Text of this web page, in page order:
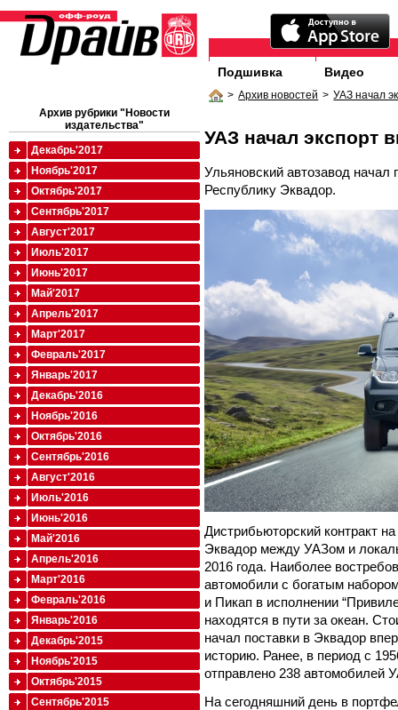
Подшивка Видео
> Архив новостей > УАЗ начал
УАЗ начал экспорт
Ульяновский автозавод
Республику Эквадор.
Дистрибьюторский контракт
Эквадор между УАЗом и
2016 года. Наиболее
автомобили с богатым
и Пикап в исполнении
находятся в пути за океан.
начал поставки в Эквадор
историю. Ранее, в период с
отправлено 238 автомобилей
На сегодняшний день в
Архив рубрики "Новости
издательства"
Декабрь'2017
Ноябрь'2017
Октябрь'2017
Сентябрь'2017
Август'2017
Июль'2017
Июнь'2017
Май'2017
Апрель'2017
Март'2017
Февраль'2017
Январь'2017
Декабрь'2016
Ноябрь'2016
Октябрь'2016
Сентябрь'2016
Август'2016
Июль'2016
Июнь'2016
Май'2016
Апрель'2016
Март'2016
Февраль'2016
Январь'2016
Декабрь'2015
Ноябрь'2015
Октябрь'2015
Сентябрь'2015